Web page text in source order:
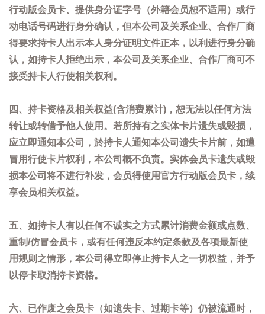
行动版会员卡、提供身分证字号（外籍会员恕不适用）或行
动电话号码进行身分确认，但本公司及关系企业、合作厂商
得要求持卡人出示本人身分证明文件正本，以利进行身分确
认，如持卡人拒绝出示，本公司及关系企业、合作厂商可不
接受持卡人行使相关权利。
四、持卡资格及相关权益(含消费累计)，恕无法以任何方法
转让或转借予他人使用。若所持有之实体卡片遗失或毁损，
应立即通知本公司，於持卡人通知本公司遗失卡片前，如遭
冒用行使卡片权利，本公司概不负责。实体会员卡遗失或毁
损本公司将不进行补发，会员得使用官方行动版会员卡，续
享会员相关权益。
五、如持卡人有以任何不诚实之方式累计消费金额或点数、
重制/仿冒会员卡，或有任何违反本约定条款及各项最新使
用规则之情形，本公司得立即停止持卡人之一切权益，并予
以停卡取消持卡资格。
六、已作废之会员卡（如遗失卡、过期卡等）仍被流通时，